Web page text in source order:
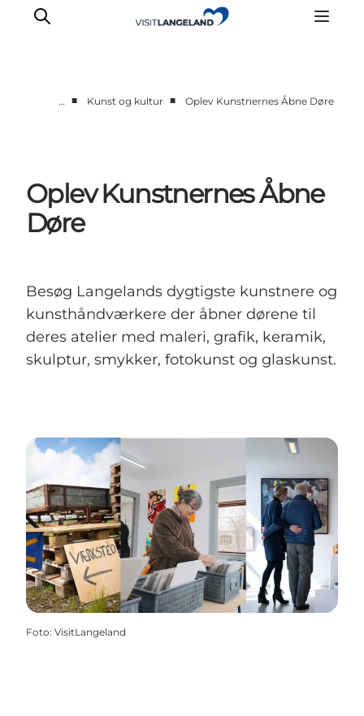
Outdoor
Overnatning
Planlæg ferie
… ■ Kunst og kultur ■ Oplev Kunstnernes Åbne Døre
Oplev Kunstnernes Åbne
Døre
Besøg Langelands dygtigste kunstnere og
kunsthåndværkere der åbner dørene til
deres atelier med maleri, grafik, keramik,
skulptur, smykker, fotokunst og glaskunst.
Foto: VisitLangeland